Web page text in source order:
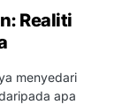
Realiti
menyedari
apa